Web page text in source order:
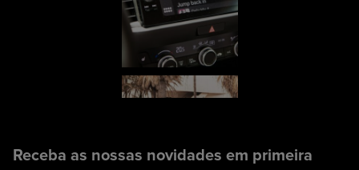
Receba as nossas novidades em primeira